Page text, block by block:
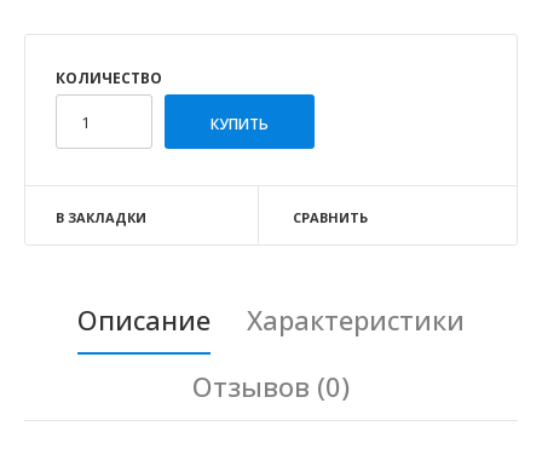
КОЛИЧЕСТВО
В ЗАКЛАДКИ СРАВНИТЬ
Описание
Характеристики
Отзывов (0)